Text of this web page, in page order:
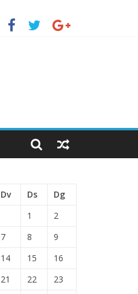
Dv Ds
Dg
1
2
7 8
9
14 15
16
21 22
23